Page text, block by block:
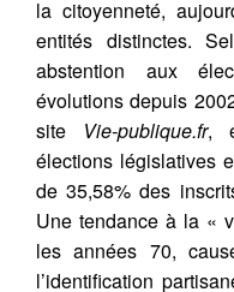
la citoyenneté,
entités distinctes.
abstention aux
évolutions depuis
site Vie-publique.fr,
élections législatives
de 35,58% des
Une tendance à la «
les années 70,
l’identification
Citer cet
SALA, M.,
Démocraties en
Notos, (7).
Contacter